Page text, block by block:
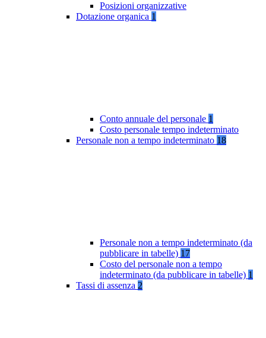
Posizioni organizzative
Dotazione organica 1
Conto annuale del personale 1
Costo personale tempo indeterminato
Personale non a tempo indeterminato 18
Personale non a tempo indeterminato (da
pubblicare in tabelle) 17
Costo del personale non a tempo
indeterminato (da pubblicare in tabelle) 1
Tassi di assenza 2